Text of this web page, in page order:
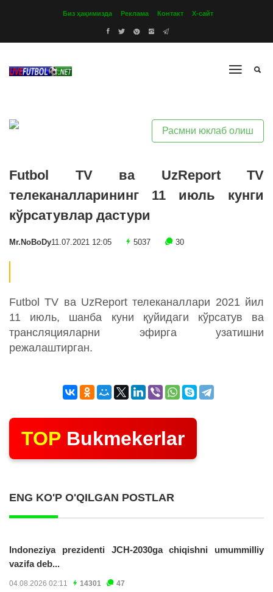
Биз ҳақимизда Реклама Контакт Х-сайт
Расмни юклаб олиш
Futbol TV ва UzReport TV
телеканалларининг 11 июль кунги
кўрсатувлар дастури
Mr.NoBoDy11.07.2021 12:05 5037 30
Futbol TV ва UzReport телеканаллари 2021 йил
11 июль, шанба куни қуйидаги кўрсатув ва
трансляцияларни эфирга узатишни
режалаштирган.
TOP Bukmekerlar
ENG KO'P O'QILGAN POSTLAR
Indoneziya prezidenti JCH-2030ga chiqishni umummilliy
vazifa deb...
04.08.2026 02:11 14301 47